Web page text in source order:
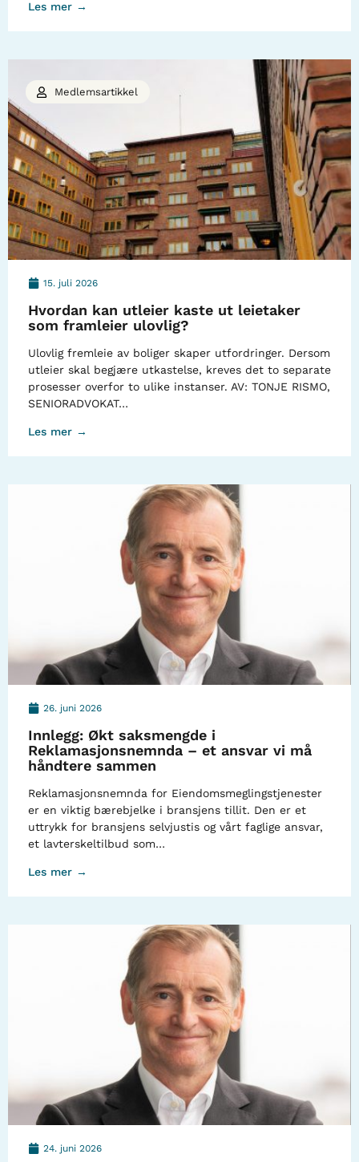
Les mer →
15. juli 2026
Hvordan kan utleier kaste ut leietaker
som framleier ulovlig?
Ulovlig fremleie av boliger skaper utfordringer. Dersom
utleier skal begjære utkastelse, kreves det to separate
prosesser overfor to ulike instanser. AV: TONJE RISMO,
SENIORADVOKAT…
Les mer →
Medlemsartikkel
26. juni 2026
Innlegg: Økt saksmengde i
Reklamasjonsnemnda – et ansvar vi må
håndtere sammen
Reklamasjonsnemnda for Eiendomsmeglingstjenester
er en viktig bærebjelke i bransjens tillit. Den er et
uttrykk for bransjens selvjustis og vårt faglige ansvar,
et lavterskeltilbud som…
Les mer →
24. juni 2026